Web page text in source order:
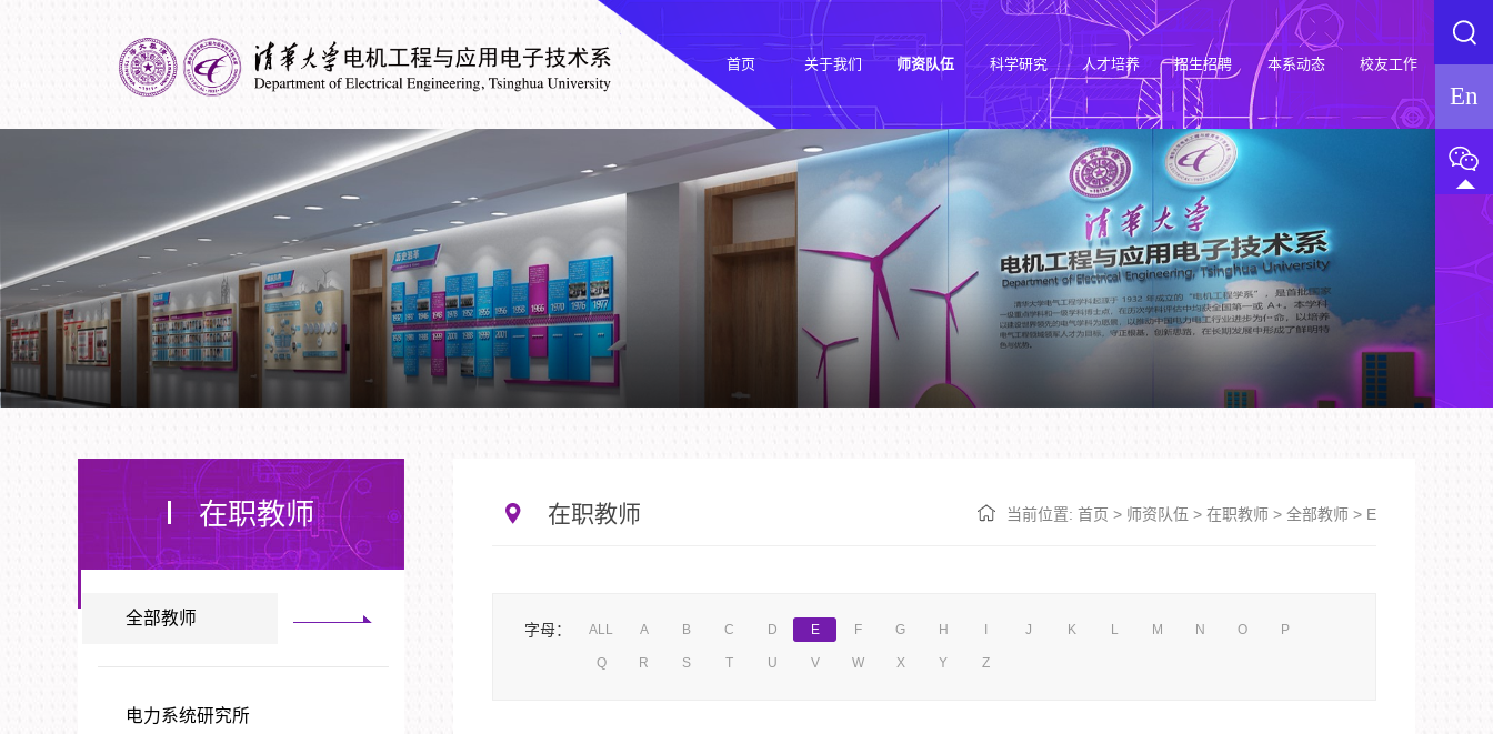
首页 关于我们 师资队伍 科学研究 人才培养 招生招聘 本系动态 校友工作
En
在职教师
全部教师
电力系统研究所
在职教师 当前位置: 首页 > 师资队伍 > 在职教师 > 全部教师 > E
字母： ALL A B C D E F G H I J K L M N O P
Q R S T U V W X Y Z